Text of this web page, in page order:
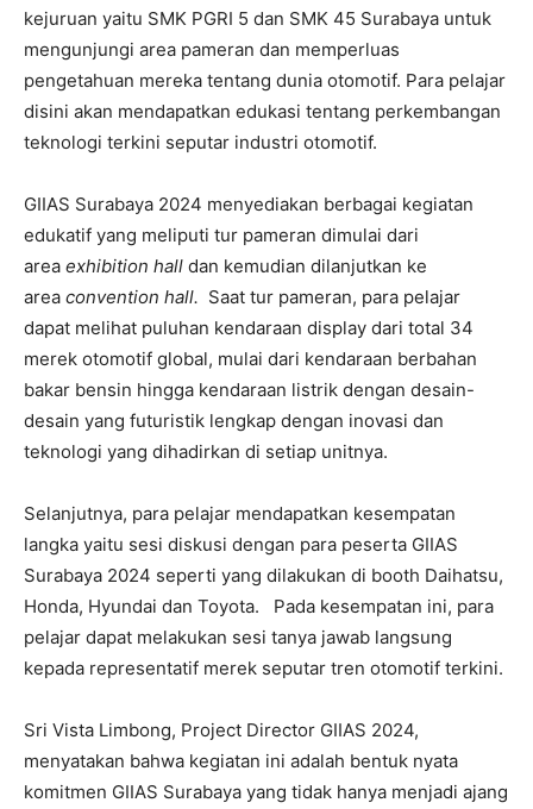
kejuruan yaitu SMK PGRI 5 dan SMK 45 Surabaya untuk
mengunjungi area pameran dan memperluas
pengetahuan mereka tentang dunia otomotif. Para pelajar
disini akan mendapatkan edukasi tentang perkembangan
teknologi terkini seputar industri otomotif.
GIIAS Surabaya 2024 menyediakan berbagai kegiatan
edukatif yang meliputi tur pameran dimulai dari
area exhibition hall dan kemudian dilanjutkan ke
area convention hall. Saat tur pameran, para pelajar
dapat melihat puluhan kendaraan display dari total 34
merek otomotif global, mulai dari kendaraan berbahan
bakar bensin hingga kendaraan listrik dengan desain-
desain yang futuristik lengkap dengan inovasi dan
teknologi yang dihadirkan di setiap unitnya.
Selanjutnya, para pelajar mendapatkan kesempatan
langka yaitu sesi diskusi dengan para peserta GIIAS
Surabaya 2024 seperti yang dilakukan di booth Daihatsu,
Honda, Hyundai dan Toyota. Pada kesempatan ini, para
pelajar dapat melakukan sesi tanya jawab langsung
kepada representatif merek seputar tren otomotif terkini.
Sri Vista Limbong, Project Director GIIAS 2024,
menyatakan bahwa kegiatan ini adalah bentuk nyata
komitmen GIIAS Surabaya yang tidak hanya menjadi ajang